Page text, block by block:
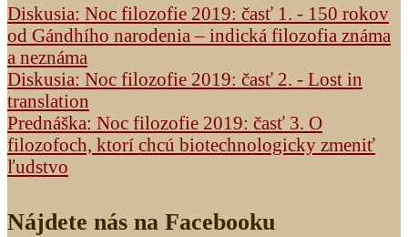
Diskusia: Noc filozofie 2019: časť 1. - 150 rokov
od Gándhího narodenia – indická filozofia známa
a neznáma
Diskusia: Noc filozofie 2019: časť 2. - Lost in
translation
Prednáška: Noc filozofie 2019: časť 3. O
filozofoch, ktorí chcú biotechnologicky zmeniť
ľudstvo
Nájdete nás na Facebooku